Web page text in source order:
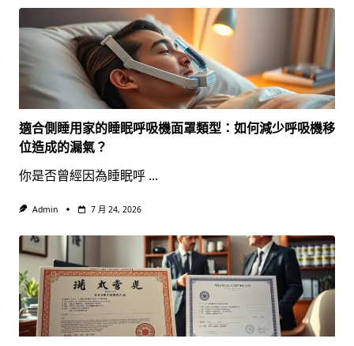
適合側睡用家的睡眠呼吸機面罩類型：如何減少呼吸機移
位造成的漏氣？
你是否曾經因為睡眠呼 ...
Admin 7 月 24, 2026